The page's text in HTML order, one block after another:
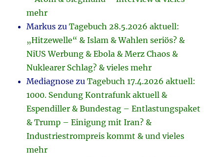
mehr
Markus zuTagebuch 28.5.2026 aktuell:
„Hitzewelle“ & Islam & Wahlen seriös? &
NiUS Werbung & Ebola & Merz Chaos &
Nuklearer Schlag? & vieles mehr
Mediagnose zuTagebuch 17.4.2026 aktuell:
1000. Sendung Kontrafunk aktuell &
Espendiller & Bundestag – Entlastungspaket
& Trump – Einigung mit Iran? &
Industriestrompreis kommt & und vieles
mehr